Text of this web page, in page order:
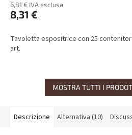
6,81 € IVA esclusa
8,31 €
Tavoletta espositrice con 25
art.
MOSTRA TUTTI I
Descrizione Alternativa (10)